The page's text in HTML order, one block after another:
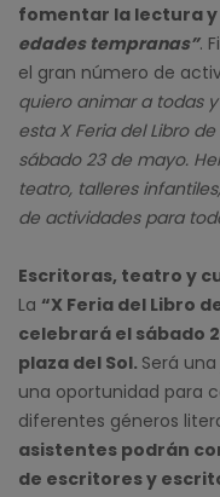
fomentar la lectura y
edades tempranas”.
el gran número de
quiero animar a todas
esta X Feria del Libro
sábado 23 de mayo.
teatro, talleres
de actividades para
Escritoras, teatro y
La “X Feria del Libro
celebrará el sábado
plaza del Sol. Será
una oportunidad para
diferentes géneros
asistentes podrán
de escritores y